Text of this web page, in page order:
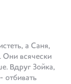
а Саня,
Они всячески
Вдруг Зойка,
отбивать